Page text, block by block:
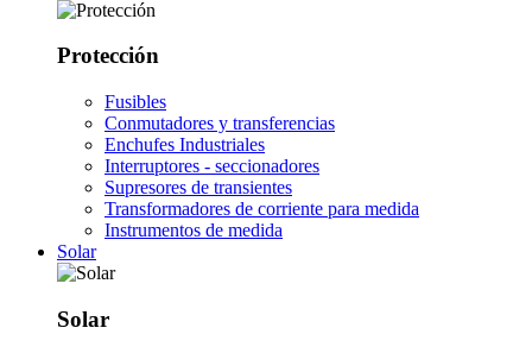
Protección
Fusibles
Conmutadores y transferencias
Enchufes Industriales
Interruptores - seccionadores
Supresores de transientes
Transformadores de corriente para medida
Instrumentos de medida
Solar
Solar